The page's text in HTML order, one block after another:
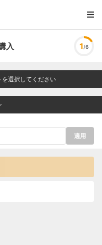
入 1 /6
選択してください
適用